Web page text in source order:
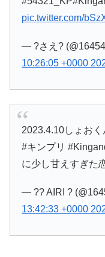
pic.twitter.com/
— ?さえ?
10:26:05 +0000
2023.4.10しょお
#キンプリ
に少し甘えすぎた
— ?? AIRI ?
13:42:33 +0000